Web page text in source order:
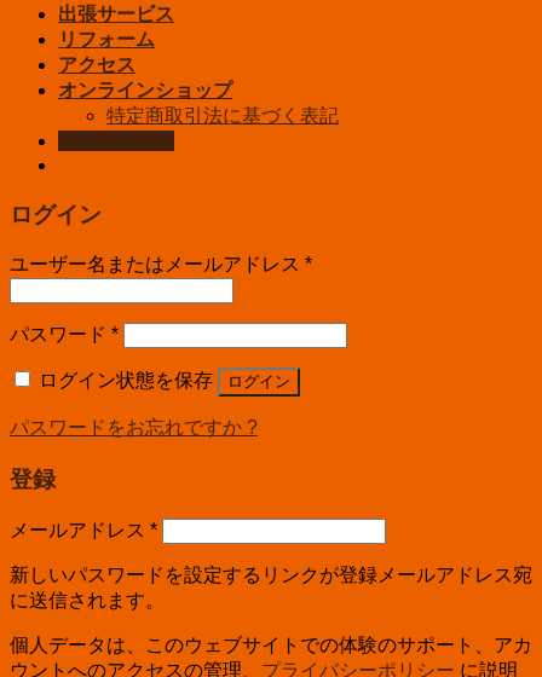
出張サービス
リフォーム
アクセス
オンラインショップ
特定商取引法に基づく表記
ログイン
ユーザー名またはメールアドレス *
パスワード *
ログイン状態を保存 ログイン
パスワードをお忘れですか ?
登録
メールアドレス *
新しいパスワードを設定するリンクが登録メールアドレス宛
に送信されます。
個人データは、このウェブサイトでの体験のサポート、アカ
ウントへのアクセスの管理、 プライバシーポリシー に説明